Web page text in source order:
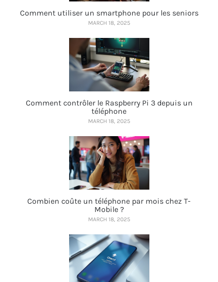
Comment utiliser un smartphone pour les seniors
MARCH 18, 2025
Comment contrôler le Raspberry Pi 3 depuis un
téléphone
MARCH 18, 2025
Combien coûte un téléphone par mois chez T-
Mobile ?
MARCH 18, 2025